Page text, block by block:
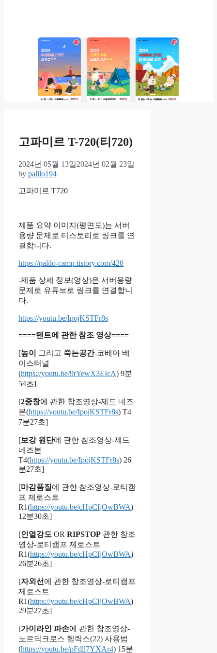
고파미르 T-720(티720)
2024년 05월 13일2024년 02월 23일
by palilo194
고파미르 T720
제품 요약 이미지(평면도)는 서버
용량 문제로 티스토리로 링크를 연
결합니다.
https://palilo-camp.tistory.com/420
-제품 상세 정보(영상)은 서버용량
문제로 유튜브로 링크를 연결합니
다.
https://youtu.be/IpojKSTFr8s
====텐트에 관한 참조 영상====
[높이 그리고 죽는공간-코베아 베
이스터널
(https://youtu.be/9rYewX3EIcA) 9분
54초]
[2중창에 관한 참조영상-제드 네즈
본(https://youtu.be/IpojKSTFr8s) T4
7분27초]
[보강 원단에 관한 참조영상-제드
네즈본
T4(https://youtu.be/IpojKSTFr8s) 26
분27초]
[마감품질 에 관한 참조영상-로티캠
프 제로스트
R1(https://youtu.be/cHpCIjOwBWA)
12분30초]
[인열강도 OR RIPSTOP 관한 참조
영상-로티캠프 제로스트
R1(https://youtu.be/cHpCIjOwBWA)
26분26초]
[자외선 에 관한 참조영상-로티캠프
제로스트
R1(https://youtu.be/cHpCIjOwBWA)
29분27초]
[가이라인 파손에 관한 참조영상-
노르딕크로스 헬릭스(22) 사용법
(https://youtu.be/pFdll7YXAr4) 15분